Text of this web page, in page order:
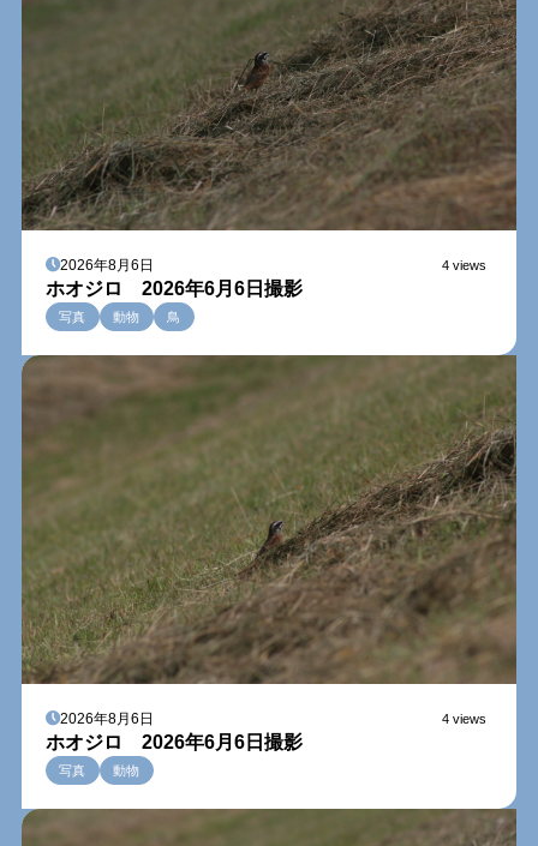
2026年8月6日 4 views
ホオジロ 2026年6月6日撮影
写真 動物 鳥
2026年8月6日 4 views
ホオジロ 2026年6月6日撮影
写真 動物